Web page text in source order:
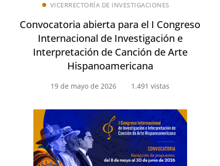
VICERRECTORÍA DE INVESTIGACIONES
Convocatoria abierta para el I Congreso
Internacional de Investigación e
Interpretación de Canción de Arte
Hispanoamericana
19 de mayo de 2026 1.491 vistas